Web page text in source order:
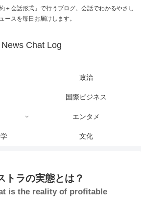
＋会話形式」で行うブログ。会話でわかるやさし
ースを毎日お届けします。
News Chat Log
政治
国際ビジネス
エンタメ
文化
トラの実態とは？
is the reality of profitable